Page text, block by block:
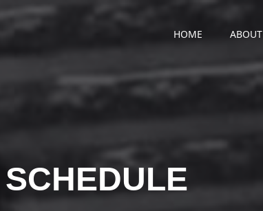
HOME ABOUT
SCHEDULE